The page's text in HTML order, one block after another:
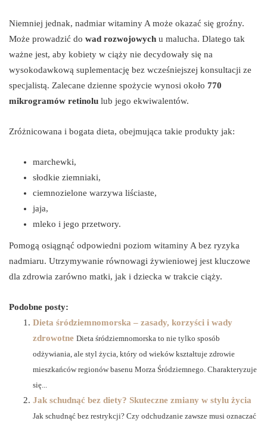
Niemniej jednak, nadmiar witaminy A może okazać się groźny.
Może prowadzić do wad rozwojowych u malucha. Dlatego tak
ważne jest, aby kobiety w ciąży nie decydowały się na
wysokodawkową suplementację bez wcześniejszej konsultacji ze
specjalistą. Zalecane dzienne spożycie wynosi około 770
mikrogramów retinolu lub jego ekwiwalentów.
Zróżnicowana i bogata dieta, obejmująca takie produkty jak:
marchewki,
słodkie ziemniaki,
ciemnozielone warzywa liściaste,
jaja,
mleko i jego przetwory.
Pomogą osiągnąć odpowiedni poziom witaminy A bez ryzyka
nadmiaru. Utrzymywanie równowagi żywieniowej jest kluczowe
dla zdrowia zarówno matki, jak i dziecka w trakcie ciąży.
Podobne posty:
Dieta śródziemnomorska – zasady, korzyści i wady
zdrowotne Dieta śródziemnomorska to nie tylko sposób
odżywiania, ale styl życia, który od wieków kształtuje zdrowie
mieszkańców regionów basenu Morza Śródziemnego. Charakteryzuje
się...
Jak schudnąć bez diety? Skuteczne zmiany w stylu życia
Jak schudnąć bez restrykcji? Czy odchudzanie zawsze musi oznaczać